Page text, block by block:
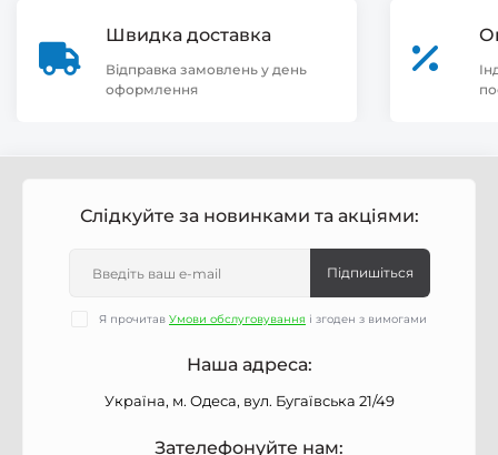
Швидка доставка
Відправка замовлень у день
оформлення
Слідкуйте за новинками та акціями:
Підпишіться
Я прочитав Умови обслуговування і згоден з вимогами
Наша адреса:
Україна, м. Одеса, вул. Бугаївська 21/49
Зателефонуйте нам: